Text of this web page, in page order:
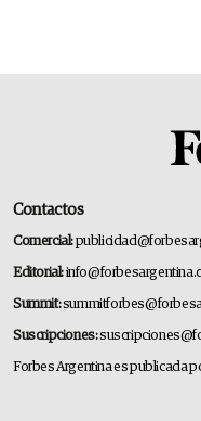
Contactos
Comercial:
Editorial:
Summit:
Suscripciones:
Forbes Argentina es publicada